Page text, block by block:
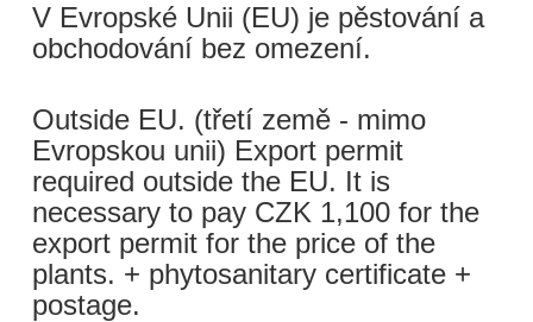
V Evropské Unii (EU) je pěstování a
obchodování bez omezení.
Outside EU. (třetí země - mimo
Evropskou unii) Export permit
required outside the EU. It is
necessary to pay CZK 1,100 for the
export permit for the price of the
plants. + phytosanitary certificate +
postage.